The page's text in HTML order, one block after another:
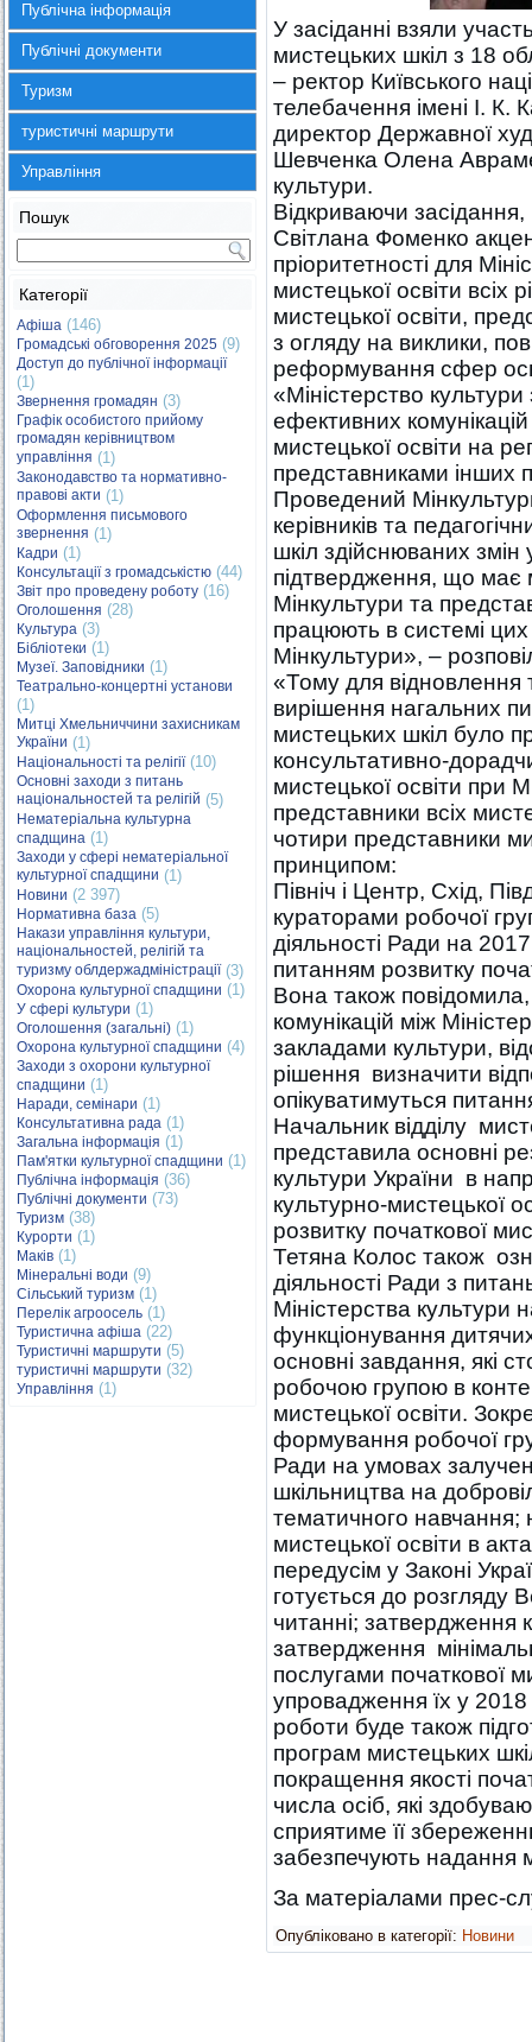
Публічна інформація
Публічні документи
Туризм
туристичні маршрути
Управління
Пошук
Категорії
Афіша (146)
Громадські обговорення 2025 (9)
Доступ до публічної інформації
(1)
Звернення громадян (3)
Графік особистого прийому
громадян керівництвом
управління (1)
Законодавство та нормативно-
правові акти (1)
Оформлення письмового
звернення (1)
Кадри (1)
Консультації з громадськістю (44)
Звіт про проведену роботу (16)
Оголошення (28)
Культура (3)
Бібліотеки (1)
Музеї. Заповідники (1)
Театрально-концертні установи
(1)
Митці Хмельниччини захисникам
України (1)
Національності та релігії(10)
Основні заходи з питань
національностей та релігій (5)
Нематеріальна культурна
спадщина (1)
Заходи у сфері нематеріальної
культурної спадщини (1)
Новини (2 397)
Нормативна база (5)
Накази управління культури,
національностей, релігій та
туризму облдержадміністрації(3)
Охорона культурної спадщини (1)
У сфері культури (1)
Оголошення (загальні) (1)
Охорона культурної спадщини (4)
Заходи з охорони культурної
спадщини (1)
Наради, семінари (1)
Консультативна рада (1)
Загальна інформація (1)
Пам'ятки культурної спадщини (1)
Публічна інформація (36)
Публічні документи (73)
Туризм (38)
Курорти (1)
Маків (1)
Мінеральні води (9)
Сільський туризм (1)
Перелік агроосель (1)
Туристична афіша (22)
Туристичні маршрути (5)
туристичні маршрути (32)
Управління (1)
У засіданні взяли
мистецьких шкіл з 18
– ректор Київського
телебачення імені І. К.
директор Державної
Шевченка Олена
культури.
Відкриваючи
Світлана Фоменко
пріоритетності для
мистецької освіти всіх
мистецької освіти,
з огляду на виклики,
реформування сфер
«Міністерство
ефективних
мистецької освіти на
представниками інших
Проведений
керівників та
шкіл здійснюваних змін
підтвердження, що має
Мінкультури та
працюють в системі цих
Мінкультури», –
«Тому для відновлення
вирішення нагальних
мистецьких шкіл було
консультативно-
мистецької освіти при
представники всіх
чотири представники
принципом:
Північ і Центр, Схід,
кураторами робочої
діяльності Ради на
питанням розвитку
Вона також
комунікацій між
закладами культури,
рішення визначити
опікуватимуться
Начальник відділу
представила основні
культури України в
культурно-мистецької
розвитку початкової
Тетяна Колос також
діяльності Ради з
Міністерства культури
функціонування
основні завдання, які
робочою групою в
мистецької освіти.
формування робочої
Ради на умовах
шкільництва на
тематичного навчання;
мистецької освіти в
передусім у Законі
готується до розгляду
читанні; затвердження
затвердження
послугами початкової
упровадження їх у
роботи буде також
програм мистецьких
покращення якості
числа осіб, які
сприятиме її
забезпечують надання
За матеріалами прес-
Опубліковано в категорії: Новини